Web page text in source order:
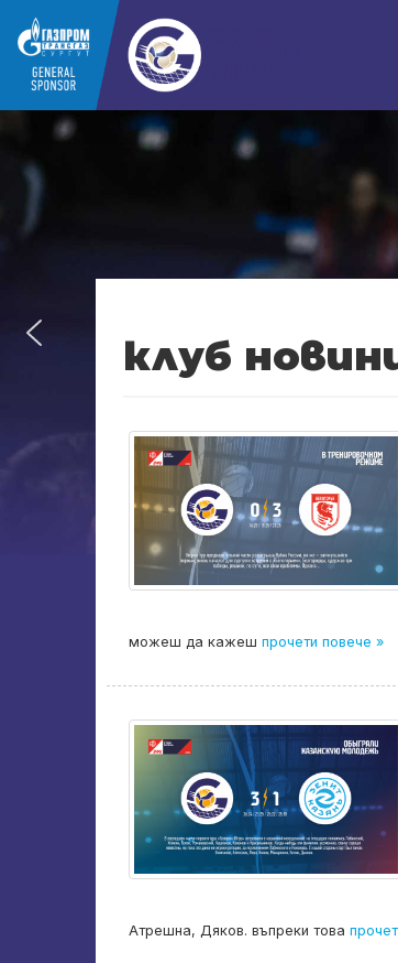
клуб
можеш да кажеш прочети повече »
Атрешна, Дяков. въпреки това